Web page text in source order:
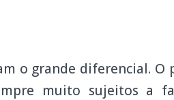
o grande diferencial. O
muito sujeitos a